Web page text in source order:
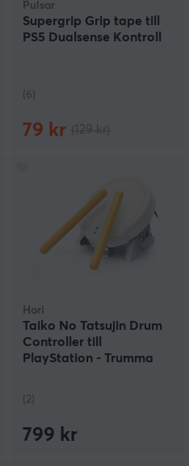
Pulsar
Supergrip Grip tape till
PS5 Dualsense Kontroll
(6)
79 kr
Hori
Taiko No Tatsujin Drum
Controller till
PlayStation - Trumma
(2)
799 kr